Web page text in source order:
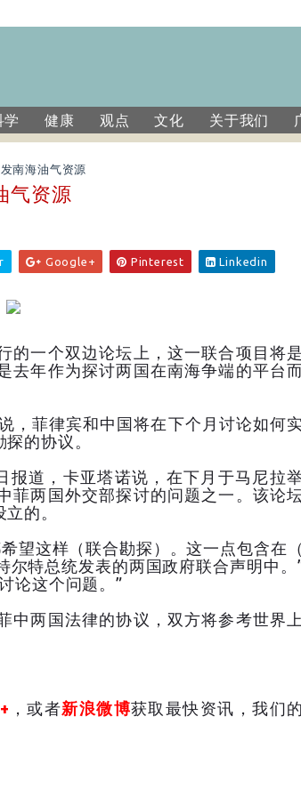
学 健康 观点 文化 关于我们
南海油气资源
气资源
Google+ Pinterest Linkedin
的一个双边论坛上，这一联合项目将
去年作为探讨两国在南海争端的平台
，菲律宾和中国将在下个月讨论如何
的协议。
道，卡亚塔诺说，在下月于马尼拉
菲两国外交部探讨的问题之一。该论
的。
望这样（联合勘探）。这一点包含在
特总统发表的两国政府联合声明中。
论这个问题。”
中两国法律的协议，双方将参考世界
，或者新浪微博获取最快资讯，我们